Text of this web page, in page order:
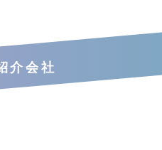
介会社